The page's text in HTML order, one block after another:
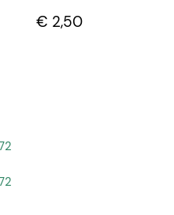
€ 2,50